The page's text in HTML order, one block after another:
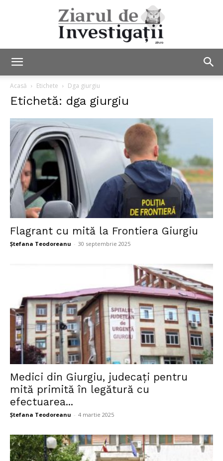
Investigații
Acasă Etichete Dga giurgiu
Etichetă: dga giurgiu
Flagrant cu mită la Frontiera Giurgiu
Ștefana Teodoreanu - 30 septembrie 2025
Medici din Giurgiu, judecați pentru
mită primită în legătură cu
efectuarea...
Ștefana Teodoreanu - 4 martie 2025